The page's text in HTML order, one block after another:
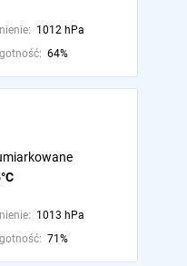
1012 hPa
64%
1013 hPa
71%